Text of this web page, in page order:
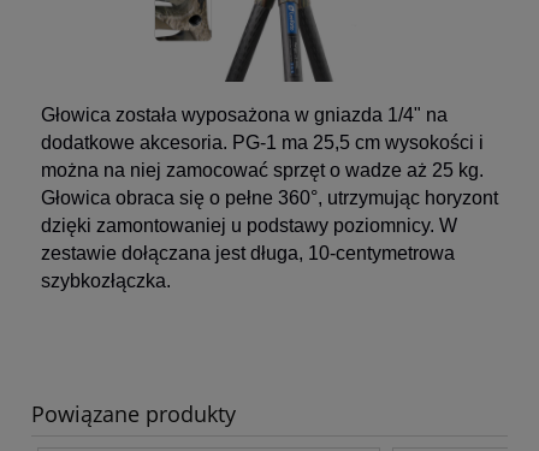
Głowica została wyposażona w gniazda 1/4" na
dodatkowe akcesoria. PG-1 ma 25,5 cm wysokości i
można na niej zamocować sprzęt o wadze aż 25 kg.
Głowica obraca się o pełne 360°, utrzymując horyzont
dzięki zamontowaniej u podstawy poziomnicy. W
zestawie dołączana jest długa, 10-centymetrowa
szybkozłączka.
Powiązane produkty